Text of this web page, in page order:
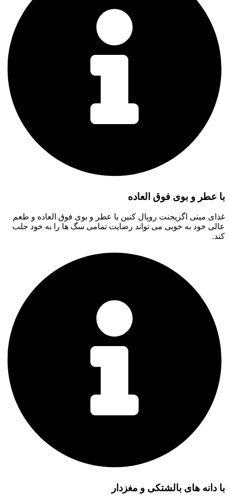
با عطر و بوی فوق العاده
غذای مینی اگزیجنت رویال کنین با عطر و بوی فوق العاده و طعم
عالی خود به خوبی می تواند رضایت تمامی سگ ها را به خود جلب
کند.
با دانه های بالشتکی و مغزدار